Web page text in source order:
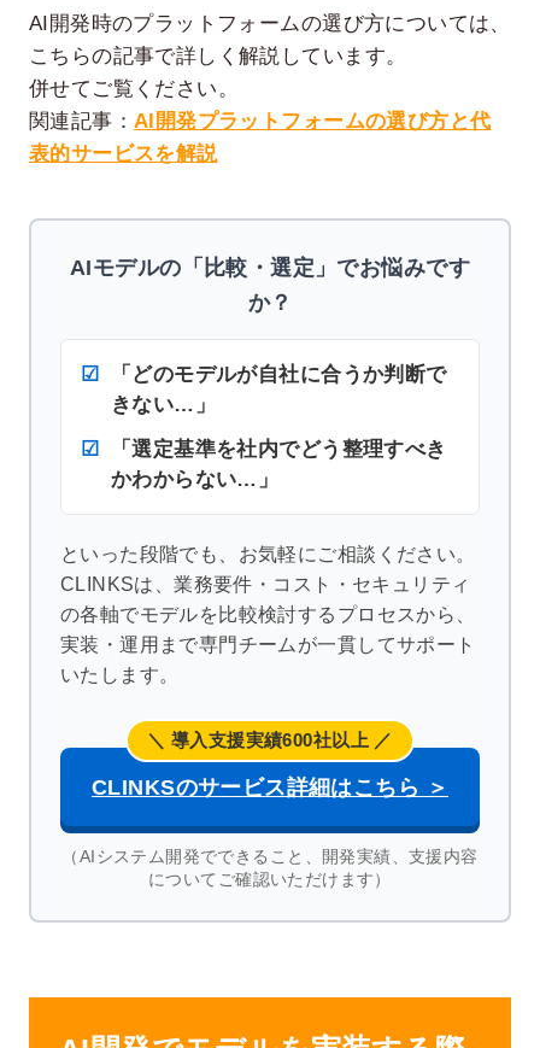
AI開発時のプラットフォームの選び方については、
こちらの記事で詳しく解説しています。
併せてご覧ください。
関連記事： AI開発プラットフォームの選び方と代
表的サービスを解説
AIモデルの「比較・選定」でお悩みです
か？
「どのモデルが自社に合うか判断で
きない…」
「選定基準を社内でどう整理すべき
かわからない…」
といった段階でも、お気軽にご相談ください。
CLINKSは、業務要件・コスト・セキュリティ
の各軸でモデルを比較検討するプロセスから、
実装・運用まで専門チームが一貫してサポート
いたします。
＼ 導入支援実績600社以上 ／
CLINKSのサービス詳細はこちら ＞
（AIシステム開発でできること、開発実績、支援内容
についてご確認いただけます）